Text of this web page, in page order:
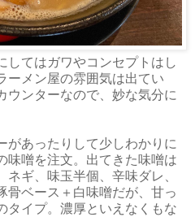
してはガワやコンセプトはし
ーメン屋の雰囲気は出てい
ウンターなので、妙な気分に
があったりして少しわかりに
味噌を注文。出てきた味噌は
ギ、味玉半個、辛味ダレ、
骨ベース＋白味噌だが、甘っ
タイプ。濃厚といえなくもな